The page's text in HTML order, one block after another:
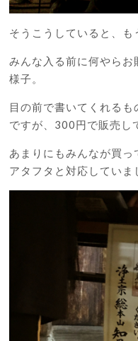
そうこうしていると、も
みんな入る前に何やらお
様子。
目の前で書いてくれる
ですが、300円で販売し
あまりにもみんなが買
アタフタと対応していま